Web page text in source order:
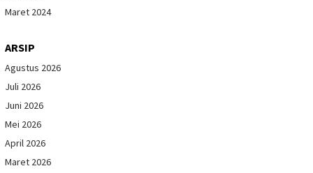
Maret 2024
ARSIP
Agustus 2026
Juli 2026
Juni 2026
Mei 2026
April 2026
Maret 2026